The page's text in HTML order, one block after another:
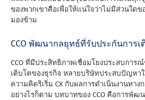
ของพวกเขาคือเพื่อให้แน่ใจว่าไม่มีส่วนใดข
มองข้าม
CCO พัฒนากลยุทธ์ที่รับประกันการเ
CCO ที่มีประสิทธิภาพเชื่อมโยงประสบการ
เติบโตของธุรกิจ หลายบริษัทประสบปัญหาใ
ความคิดริเริ่ม CX กับผลการดําเนินงานทาง
อย่างไรก็ตาม บทบาทของ CCO คือการพัฒ